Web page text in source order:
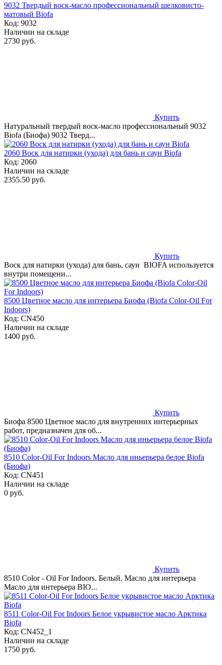
9032 Твердый воск-масло профессиональный шелковисто-
матовый Biofa
Код: 9032
Наличии на складе
2730 руб.
Купить
Натуральный твердый воск-масло профессиональный 9032
Biofa (Биофа) 9032 Тверд...
2060 Воск для натирки (ухода) для бань и саун Biofa
Код: 2060
Наличии на складе
2355.50 руб.
Купить
Воск для натирки (ухода) для бань, саун BIOFA используется
внутри помещени...
8500 Цветное масло для интерьера Биофа (Biofa Color-Oil For
Indoors)
Код: CN450
Наличии на складе
1400 руб.
Купить
Биофа 8500 Цветное масло для внутренних интерьерных
работ, предназначен для об...
8510 Color-Oil For Indoors Масло для иньерьера белое Biofa
(Биофа)
Код: CN451
Наличии на складе
0 руб.
Купить
8510 Color - Oil For Indoors. Белый. Масло для интерьера
Масло для интерьера BIO...
8511 Color-Oil For Indoors Белое укрывистое масло Арктика
Biofa
Код: CN452_1
Наличии на складе
1750 руб.